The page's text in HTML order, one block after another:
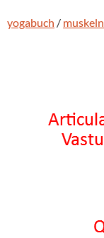
yogabuch / muskeln